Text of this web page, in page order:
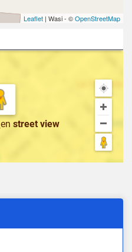
Leaflet | Wasi - ©OpenStreetMap
en street view